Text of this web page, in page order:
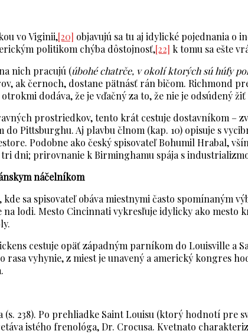
vo Viginii,[20] objavujú sa tu aj idylické pojednania o
politikom chýba dôstojnosť,[22] k tomu sa ešte
nich pracujú (úbohé chatrče, v okolí ktorých sú húfy
ak černoch, dostane pätnásť rán bičom. Richmond
dodáva, že je vďačný za to, že nie je odsúdený
prostriedkov, tento krát cestuje dostavníkom –
Pittsburghu. Aj plavbu člnom (kap. 10) opisuje s
Podobne ako český spisovateľ Bohumil Hrabal,
dni; prirovnanie k Birminghamu spája s
náčelníkom
sa spisovateľ obáva miestnymi často spomínaným
lodi. Mesto Cincinnati vykresľuje idylicky ako mesto
cestuje opäť západným parníkom do Louisville a
vyhynie, z miest je unavený a americký kongres
238). Po prehliadke Saint Louisu (ktorý hodnotí pre
istého frenológa, Dr. Crocusa. Kvetnato